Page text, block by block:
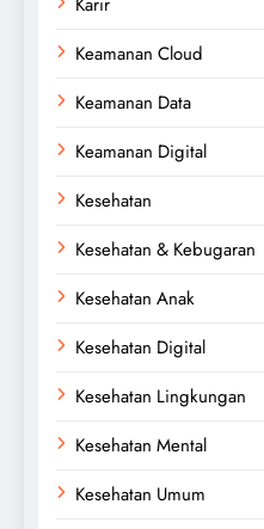
Keamanan Cloud
Keamanan Data
Keamanan Digital
Kesehatan
Kesehatan & Kebugaran
Kesehatan Anak
Kesehatan Digital
Kesehatan Lingkungan
Kesehatan Mental
Kesehatan Umum